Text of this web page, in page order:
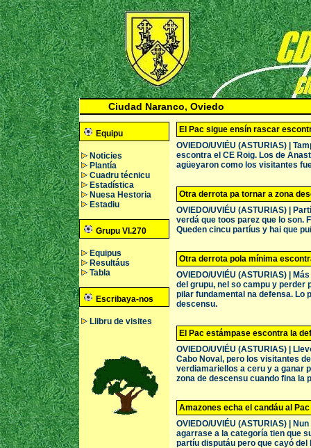
Ciudad Naranco, Oviedo
Equipu
Noticies
Plantía
Cuadru técnicu
Estadística
Nuesa Hestoria
Estadiu
Grupu VI.270
Equipus
Resultáus
Tabla
Escribaya-nos
Llibru de visites
El Pac sigue ensín rascar
OVIEDO/UVIÉU (ASTURIAS) |
escontra el CE Roig. Los de
agüeyaron como los visitantes
Otra derrota pa tornar a zona
OVIEDO/UVIÉU (ASTURIAS) |
verdá que toos parez que lo son.
Queden cincu partíus y hai que
Otra derrota pola mínima
OVIEDO/UVIÉU (ASTURIAS) |
del grupu, nel so campu y perder
pilar fundamental na defensa. Lo
descensu.
El Pac estámpase escontra la
OVIEDO/UVIÉU (ASTURIAS) |
Cabo Noval, pero los visitantes
verdiamariellos a ceru y a ganar
zona de descensu cuando fina la
Amazones echa el candáu al Pac
OVIEDO/UVIÉU (ASTURIAS) |
agarrase a la categoría tien que
partíu disputáu pero que cayó del